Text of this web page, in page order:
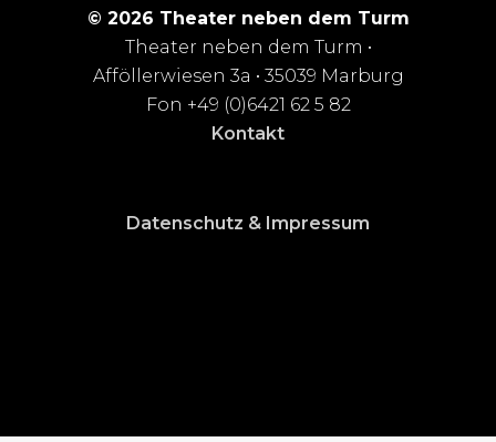
© 2026 Theater neben dem Turm
Theater neben dem Turm •
Afföllerwiesen 3a • 35039 Marburg
Fon +49 (0)6421 62 5 82
Kontakt
Datenschutz & Impressum